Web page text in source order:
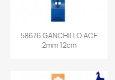
58676 GANCHILLO ACE
2mm 12cm